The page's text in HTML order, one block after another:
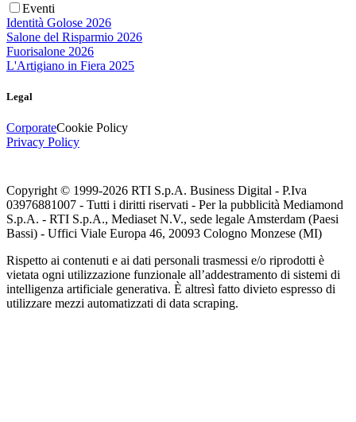
Eventi
Identità Golose 2026
Salone del Risparmio 2026
Fuorisalone 2026
L'Artigiano in Fiera 2025
Legal
CorporateCookie Policy
Privacy Policy
Copyright © 1999-2026 RTI S.p.A. Business Digital - P.Iva
03976881007 - Tutti i diritti riservati - Per la pubblicità Mediamond
S.p.A. - RTI S.p.A., Mediaset N.V., sede legale Amsterdam (Paesi
Bassi) - Uffici Viale Europa 46, 20093 Cologno Monzese (MI)
Rispetto ai contenuti e ai dati personali trasmessi e/o riprodotti è
vietata ogni utilizzazione funzionale all’addestramento di sistemi di
intelligenza artificiale generativa. È altresì fatto divieto espresso di
utilizzare mezzi automatizzati di data scraping.